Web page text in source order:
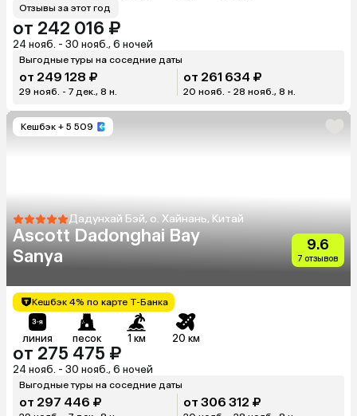
Отзывы за этот год
от 242 016 ₽
24 нояб. - 30 нояб., 6 ночей
Выгодные туры на соседние даты
от 249 128 ₽
29 нояб. - 7 дек., 8 н.
от 261 634 ₽
20 нояб. - 28 нояб., 8 н.
Кешбэк + 5 509
Дадунхай Бэй, о. Хайнань, Китай
Ascott Dadonghai Bay
Sanya
9.6
7 отзывов
Кешбэк 4% по карте Т-Банка
линия песок 1 км 20 км
от 275 475 ₽
24 нояб. - 30 нояб., 6 ночей
Выгодные туры на соседние даты
от 297 446 ₽ от 306 312 ₽